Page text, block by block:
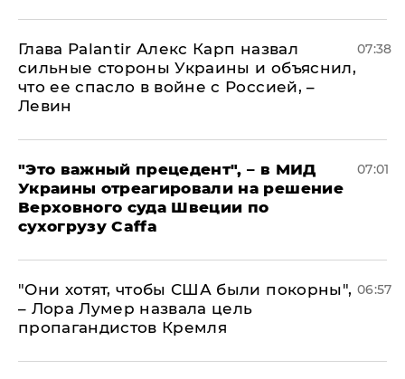
Глава Palantir Алекс Карп назвал
сильные стороны Украины и объяснил,
что ее спасло в войне с Россией, –
Левин
07:38
"Это важный прецедент", – в МИД
Украины отреагировали на решение
Верховного суда Швеции по
сухогрузу Caffa
07:01
"Они хотят, чтобы США были покорны",
– Лора Лумер назвала цель
пропагандистов Кремля
06:57